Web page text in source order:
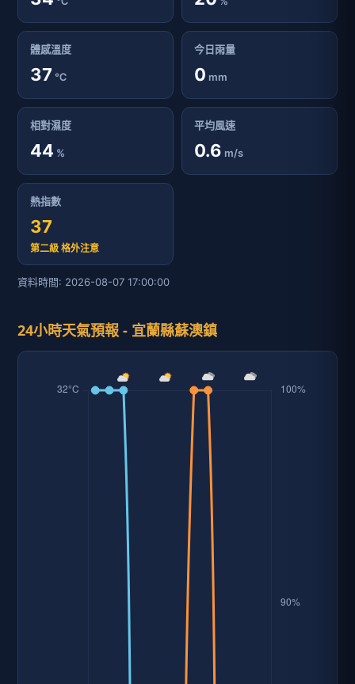
體感溫度
37 ℃
今日雨量
0 mm
相對濕度
44 %
平均風速
0.6 m/s
熱指數
37
第二級 格外注意
資料時間: 2026-08-07 17:00:00
24小時天氣預報 - 宜蘭縣蘇澳鎮